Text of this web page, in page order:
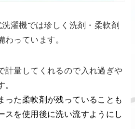
濯機では珍しく洗剤・柔軟剤
っています。
計量してくれるので入れ過ぎや
た柔軟剤が残っていることも
スを使用後に洗い流すようにし